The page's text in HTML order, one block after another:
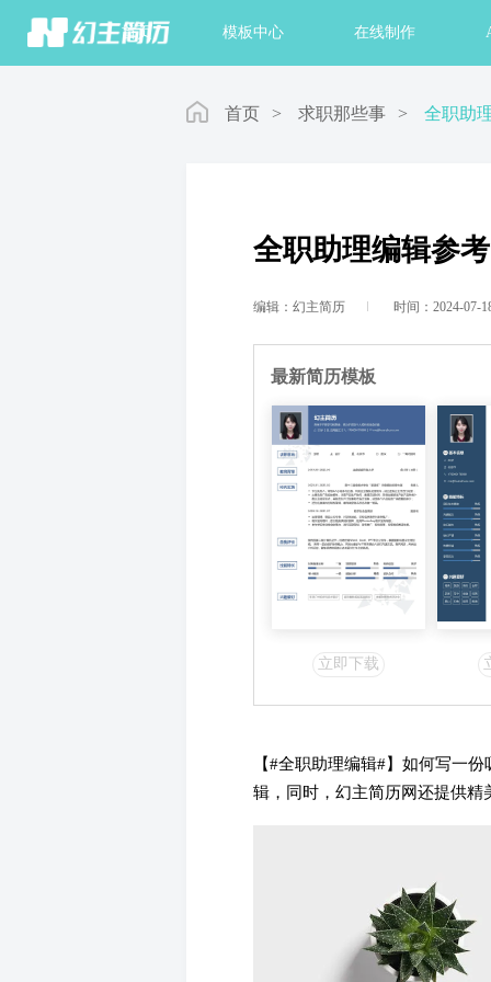
首页 模板中心 在线制作
首页 > 求职那些事 > 全职助
全职助理编辑参考
编辑：幻主简历 时间：2024-07-
最新简历模板
立即下载
【#全职助理编辑#】如何写一
辑，同时，幻主简历网还提供